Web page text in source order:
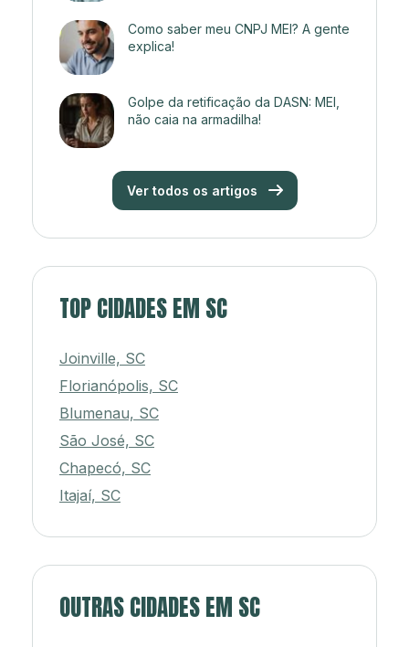
Como saber meu CNPJ MEI? A gente
explica!
Golpe da retificação da DASN: MEI,
não caia na armadilha!
Ver todos os artigos
TOP CIDADES EM SC
Joinville, SC
Florianópolis, SC
Blumenau, SC
São José, SC
Chapecó, SC
Itajaí, SC
OUTRAS CIDADES EM SC